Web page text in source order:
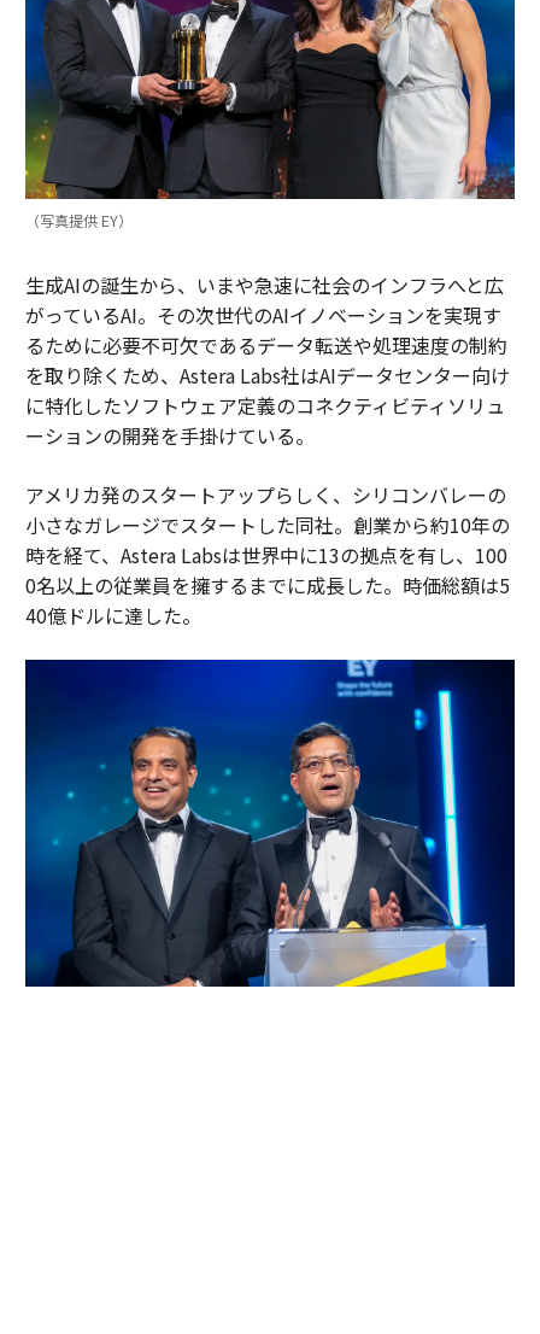
（写真提供 EY）
生成AIの誕生から、いまや急速に社会のインフラへと広
がっているAI。その次世代のAIイノベーションを実現す
るために必要不可欠であるデータ転送や処理速度の制約
を取り除くため、Astera Labs社はAIデータセンター向け
に特化したソフトウェア定義のコネクティビティソリュ
ーションの開発を手掛けている。
アメリカ発のスタートアップらしく、シリコンバレーの
小さなガレージでスタートした同社。創業から約10年の
時を経て、Astera Labsは世界中に13の拠点を有し、100
0名以上の従業員を擁するまでに成長した。時価総額は5
40億ドルに達した。